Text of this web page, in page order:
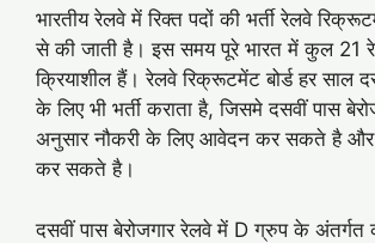
भारतीय रेलवे में रिक्त पदों की भर्ती रेलवे
से की जाती है। इस समय पूरे भारत में कुल 21
क्रियाशील हैं। रेलवे रिक्रूटमेंट बोर्ड हर साल
के लिए भी भर्ती कराता है, जिसमे दसवीं पास
अनुसार नौकरी के लिए आवेदन कर सकते है और
कर सकते है।
दसवीं पास बेरोजगार रेलवे में D ग्रुप के अंतर्गत